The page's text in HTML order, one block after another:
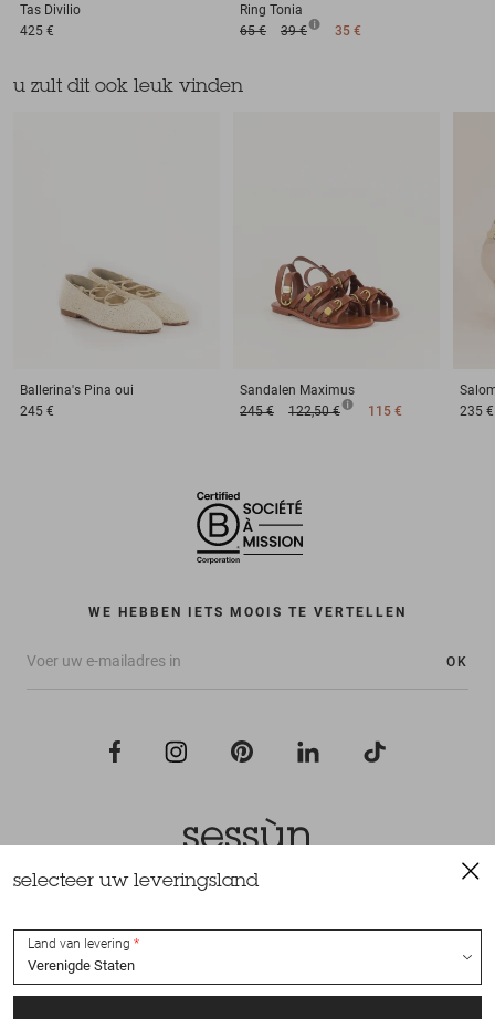
Tas Divilio
425 €
Ring Tonia
65 €
39 € 35 €
u zult dit ook leuk vinden
Ballerina's Pina oui
245 €
Sandalen Maximus
245 €
122,50 € 115 €
235 €
WE HEBBEN IETS MOOIS TE VERTELLEN
OK
Alle rechten voorbehouden Sessùn 2022
selecteer uw leveringsland
Land van levering